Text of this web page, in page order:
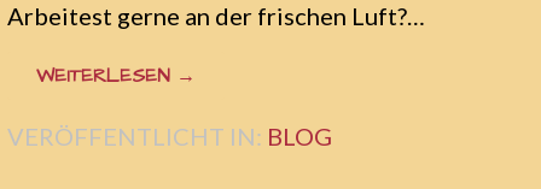
Arbeitest gerne an der frischen Luft?…
WEITERLESEN →
VERÖFFENTLICHT IN: BLOG